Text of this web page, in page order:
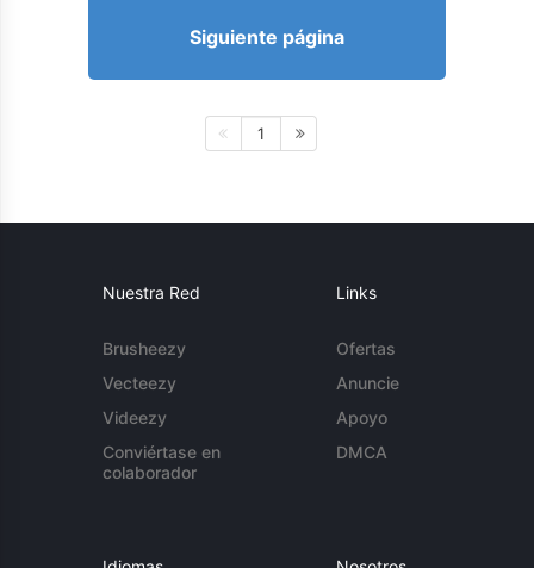
Siguiente página
1
Nuestra Red
Brusheezy
Vecteezy
Videezy
Conviértase en
colaborador
Links
Ofertas
Anuncie
Apoyo
DMCA